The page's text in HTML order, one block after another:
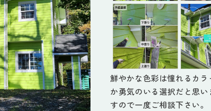
鮮やかな色彩は憧れるカ
か勇気のいる選択だと思
すので一度ご相談下さい。